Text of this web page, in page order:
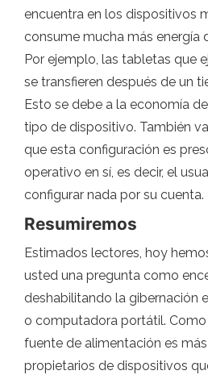
encuentra en los dispositivos
consume mucha más energía
Por ejemplo, las tabletas que
se transfieren después de un
Esto se debe a la economía
tipo de dispositivo. También
que esta configuración es
operativo en sí, es decir, el
configurar nada por su cuenta.
Resumiremos
Estimados lectores, hoy
usted una pregunta como
deshabilitando la gibernación
o computadora portátil.
fuente de alimentación es
propietarios de dispositivos